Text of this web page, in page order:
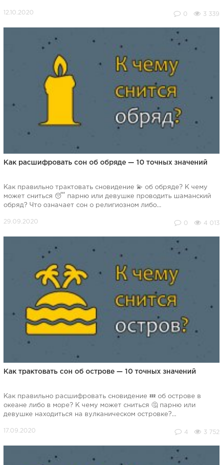
0 3 339
Как расшифровать сон об обряде — 10 точных значений
Как правильно трактовать сновидение 💫 об обряде? К чему
может сниться 😴 парню или девушке проводить шаманский
обряд? Что означает сон о религиозном либо...
0 4 013
Как трактовать сон об острове — 10 точных значений
Как правильно расшифровать сновидение 💤 об острове в
океане либо в море? К чему может сниться 🤔 парню или
девушке находиться на вулканическом островке?...
4 3 752